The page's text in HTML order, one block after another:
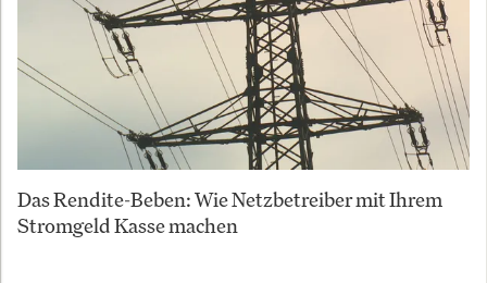
Das Rendite-Beben: Wie Netzbetreiber mit Ihrem
Stromgeld Kasse machen